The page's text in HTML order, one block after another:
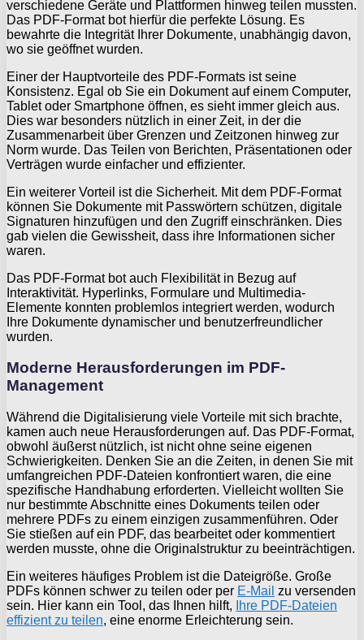
verschiedene Geräte und Plattformen hinweg teilen mussten.
Das PDF-Format bot hierfür die perfekte Lösung. Es
bewahrte die Integrität Ihrer Dokumente, unabhängig davon,
wo sie geöffnet wurden.
Einer der Hauptvorteile des PDF-Formats ist seine
Konsistenz. Egal ob Sie ein Dokument auf einem Computer,
Tablet oder Smartphone öffnen, es sieht immer gleich aus.
Dies war besonders nützlich in einer Zeit, in der die
Zusammenarbeit über Grenzen und Zeitzonen hinweg zur
Norm wurde. Das Teilen von Berichten, Präsentationen oder
Verträgen wurde einfacher und effizienter.
Ein weiterer Vorteil ist die Sicherheit. Mit dem PDF-Format
können Sie Dokumente mit Passwörtern schützen, digitale
Signaturen hinzufügen und den Zugriff einschränken. Dies
gab vielen die Gewissheit, dass ihre Informationen sicher
waren.
Das PDF-Format bot auch Flexibilität in Bezug auf
Interaktivität. Hyperlinks, Formulare und Multimedia-
Elemente konnten problemlos integriert werden, wodurch
Ihre Dokumente dynamischer und benutzerfreundlicher
wurden.
Moderne Herausforderungen im PDF-
Management
Während die Digitalisierung viele Vorteile mit sich brachte,
kamen auch neue Herausforderungen auf. Das PDF-Format,
obwohl äußerst nützlich, ist nicht ohne seine eigenen
Schwierigkeiten. Denken Sie an die Zeiten, in denen Sie mit
umfangreichen PDF-Dateien konfrontiert waren, die eine
spezifische Handhabung erforderten. Vielleicht wollten Sie
nur bestimmte Abschnitte eines Dokuments teilen oder
mehrere PDFs zu einem einzigen zusammenführen. Oder
Sie stießen auf ein PDF, das bearbeitet oder kommentiert
werden musste, ohne die Originalstruktur zu beeinträchtigen.
Ein weiteres häufiges Problem ist die Dateigröße. Große
PDFs können schwer zu teilen oder per E-Mail zu versenden
sein. Hier kann ein Tool, das Ihnen hilft,
Ihre PDF-Dateien
effizient zu teilen, eine enorme Erleichterung sein.